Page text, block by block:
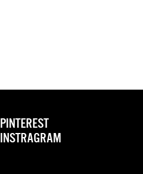
PINTEREST
INSTRAGRAM